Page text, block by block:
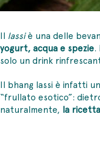
Il lassiè una delle
yogurt, acqua e spezie.
solo un drink
Il bhang lassi è infatti
“frullato esotico”:
naturalmente, la